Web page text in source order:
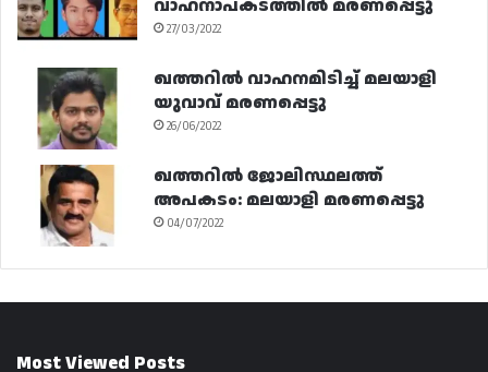
വാഹനാപകടത്തിൽ മരണപ്പെട്ടു
27/03/2022
ഖത്തറിൽ വാഹനമിടിച്ച് മലയാളി
യുവാവ് മരണപ്പെട്ടു
26/06/2022
ഖത്തറിൽ ജോലിസ്ഥലത്ത്
അപകടം: മലയാളി മരണപ്പെട്ടു
04/07/2022
Most Viewed Posts